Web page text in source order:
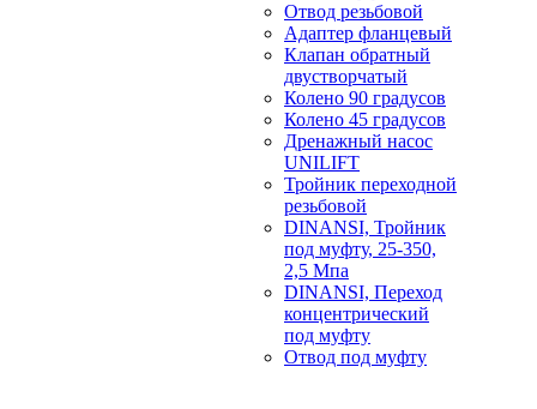
Отвод резьбовой
Адаптер фланцевый
Клапан обратный
двустворчатый
Колено 90 градусов
Колено 45 градусов
Дренажный насос
UNILIFT
Тройник переходной
резьбовой
DINANSI, Тройник
под муфту, 25-350,
2,5 Мпа
DINANSI, Переход
концентрический
под муфту
Отвод под муфту